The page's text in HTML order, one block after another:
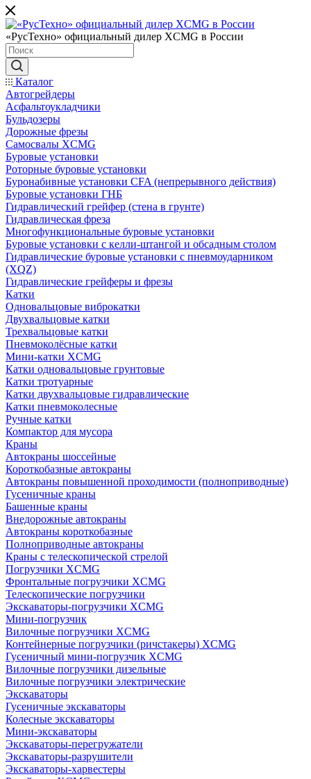
«РусТехно» официальный дилер XCMG в России
Каталог
Автогрейдеры
Асфальтоукладчики
Бульдозеры
Дорожные фрезы
Самосвалы XCMG
Буровые установки
Роторные буровые установки
Буронабивные установки CFA (непрерывного действия)
Буровые установки ГНБ
Гидравлический грейфер (стена в грунте)
Гидравлическая фреза
Многофункциональные буровые установки
Буровые установки с келли-штангой и обсадным столом
Гидравлические буровые установки с пневмоударником
(XQZ)
Гидравлические грейферы и фрезы
Катки
Одновальцовые виброкатки
Двухвальцовые катки
Трехвальцовые катки
Пневмоколёсные катки
Мини-катки XCMG
Катки одновальцовые грунтовые
Катки тротуарные
Катки двухвальцовые гидравлические
Катки пневмоколесные
Ручные катки
Компактор для мусора
Краны
Автокраны шоссейные
Короткобазные автокраны
Автокраны повышенной проходимости (полноприводные)
Гусеничные краны
Башенные краны
Внедорожные автокраны
Автокраны короткобазные
Полноприводные автокраны
Краны с телескопической стрелой
Погрузчики XCMG
Фронтальные погрузчики XCMG
Телескопические погрузчики
Экскаваторы-погрузчики XCMG
Мини-погрузчик
Вилочные погрузчики XCMG
Контейнерные погрузчики (ричстакеры) XCMG
Гусеничный мини-погрузчик XCMG
Вилочные погрузчики дизельные
Вилочные погрузчики электрические
Экскаваторы
Гусеничные экскаваторы
Колесные экскаваторы
Мини-экскаваторы
Экскаваторы-перегружатели
Экскаваторы-разрушители
Экскаваторы-харвестеры